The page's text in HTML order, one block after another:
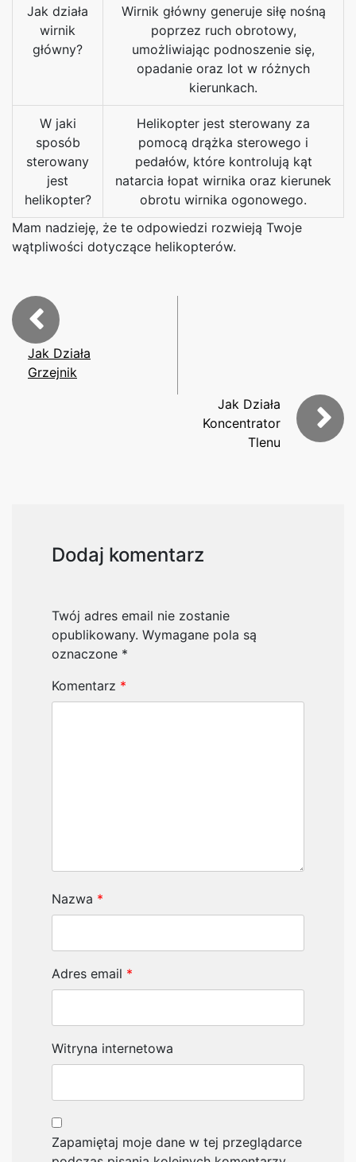
Jak działa
wirnik
główny?
Wirnik główny generuje siłę nośną
poprzez ruch obrotowy,
umożliwiając podnoszenie się,
opadanie oraz lot w różnych
kierunkach.
W jaki
sposób
sterowany
jest
helikopter?
Helikopter jest sterowany za
pomocą drążka sterowego i
pedałów, które kontrolują kąt
natarcia łopat wirnika oraz kierunek
obrotu wirnika ogonowego.
Mam nadzieję, że te odpowiedzi rozwieją Twoje
wątpliwości dotyczące helikopterów.
Jak Działa
Grzejnik
Jak Działa
Koncentrator
Tlenu
Dodaj komentarz
Twój adres email nie zostanie
opublikowany. Wymagane pola są
oznaczone *
Komentarz *
Nazwa *
Adres email *
Witryna internetowa
Zapamiętaj moje dane w tej przeglądarce